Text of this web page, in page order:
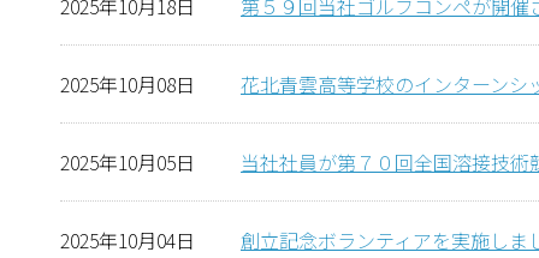
2025年10月18日 第５９回当社ゴルフコンペが開催
2025年10月08日 花北青雲高等学校のインターンシ
2025年10月05日 当社社員が第７０回全国溶接技
2025年10月04日 創立記念ボランティアを実施しま